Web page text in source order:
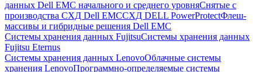
данных Dell EMC начального и среднего уровняСнятые с
производства СХД Dell EMCСХД DELL PowerProtectФлеш-
массивы и гибридные решения Dell EMC
Системы хранения данных FujitsuСистемы хранения данных
Fujitsu Eternus
Системы хранения данных LenovoОблачные системы
хранения LenovoПрограммно-определяемые системы